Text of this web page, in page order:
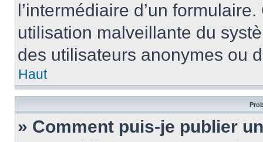
l’intermédiaire d’un
utilisation malveillante du
des utilisateurs anonymes ou
Haut
» Comment puis-je publier